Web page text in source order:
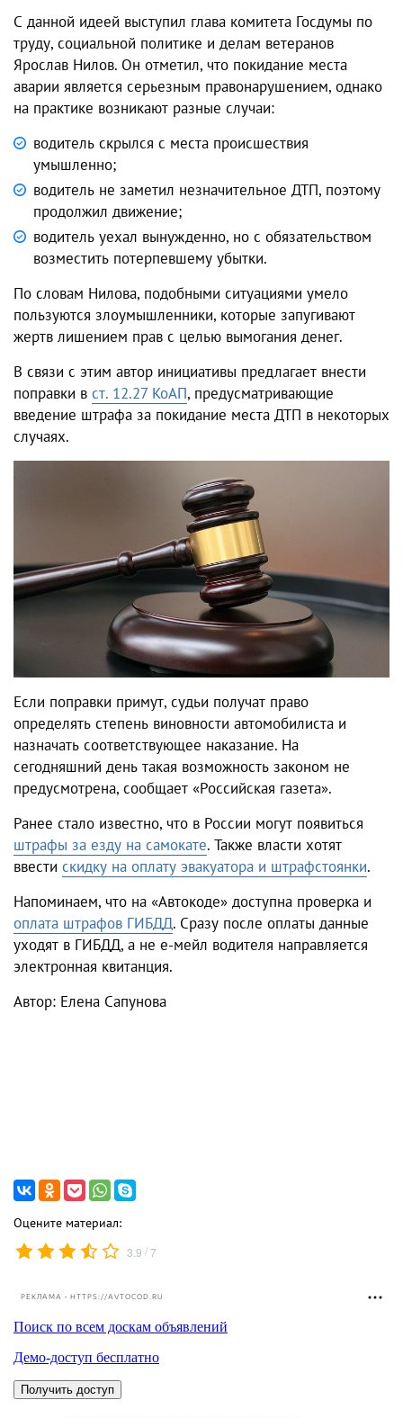
С данной идеей выступил глава комитета Госдумы по
труду, социальной политике и делам ветеранов
Ярослав Нилов. Он отметил, что покидание места
аварии является серьезным правонарушением, однако
на практике возникают разные случаи:
водитель скрылся с места происшествия
умышленно;
водитель не заметил незначительное ДТП, поэтому
продолжил движение;
водитель уехал вынужденно, но с обязательством
возместить потерпевшему убытки.
По словам Нилова, подобными ситуациями умело
пользуются злоумышленники, которые запугивают
жертв лишением прав с целью вымогания денег.
В связи с этим автор инициативы предлагает внести
поправки в ст. 12.27 КоАП, предусматривающие
введение штрафа за покидание места ДТП в некоторых
случаях.
Если поправки примут, судьи получат право
определять степень виновности автомобилиста и
назначать соответствующее наказание. На
сегодняшний день такая возможность законом не
предусмотрена, сообщает «Российская газета».
Ранее стало известно, что в России могут появиться
штрафы за езду на самокате. Также власти хотят
ввести скидку на оплату эвакуатора и штрафстоянки.
Напоминаем, что на «Автокоде» доступна проверка и
оплата штрафов ГИБДД. Сразу после оплаты данные
уходят в ГИБДД, а не е-мейл водителя направляется
электронная квитанция.
Автор: Елена Сапунова
Оцените материал:
3.9 /7
РЕКЛАМА • HTTPS://AVTOCOD.RU